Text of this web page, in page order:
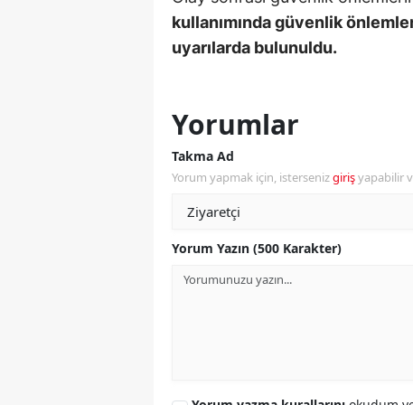
kullanımında güvenlik
uyarılarda bulunuldu.
Yorumlar
Takma Ad
Yorum yapmak için, istersenizgirişyapabilir
Yorum Yazın (500 Karakter)